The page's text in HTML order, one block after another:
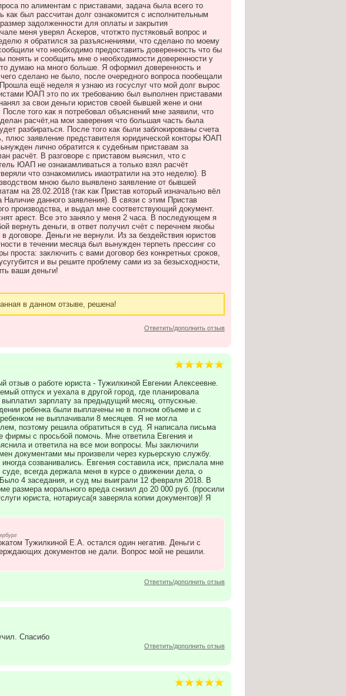
по алиментам с приставами, задача была всего то
как был рассчитан долг ознакомится с исполнительным
задолженности для оплаты и закрытия
меня уверял Аскеров, чтотжто пустяковый вопрос и
я обратился за разъяснениями, что сделано по моему
что необходимо предоставить доверенность что бы
понять и сообщить мне о необходимости доверенности у
думаю на много больше. Я оформил доверенность и
сделано не было, после очередного вопроса пообещали
ещё неделя я узнаю из госуслуг что мой долг вырос
ЮАП это по их требованию был выполнен приставами
за свои деньги юристов своей бывшей жене и они
того как я потребовал объяснений мне заявили, что
расчёт,на мои заверения что большая часть была
разбираться. После того как были заблокированы счета
плюс заявление представителя юридической конторы ЮАП
лично обратится к судебным приставам за
расчёт. В разговоре с приставом выяснил, что с
ЮАП не ознакамливаться а только взял расчёт
что ознакомились ииаотратили на это неделю). В
мною было выявлено заявление от бывшей
на 28.02.2018 (так как Пристав который изначально вёл
данного заявления). В связи с этим Пристав
производства, и выдал мне соответствующий документ.
арест. Все это заняло у меня 2 часа. В последующем я
вернуть деньги, в ответ получил счёт с перечнем якобы
договоре. Деньги не вернули. Из за бездействия юристов
в течении месяца был вынужден терпеть прессинг со
проста: заключить с вами договор без конкретных сроков,
и вы решите проблему сами из за безысходности,
ваши деньги!
в данном отзыве, решена!
Ответить/дополнить отзыв
отзыв о работе юриста - Тужилкиной Евгении Алексеевне.
отпуск и уехала в другой город, где планировала
зарплату за предыдущий месяц, отпускные.
ребенка были выплачены не в полном объеме и с
не выплачивали 8 месяцев. Я не могла
поэтому решила обратиться в суд. Я написала письма
фирмы с просьбой помочь. Мне ответила Евгения и
и ответила на все мои вопросы. Мы заключили
документами мы произвели через курьерскую службу.
созванивались. Евгения составила иск, прислала мне
всегда держала меня в курсе о движении дела, о
Было 4 заседания, и суд мы выиграли 12 февраля 2018. В
размера морального вреда снизил до 20 000 руб. (просили
юриста, нотариуса(я заверяла копии документов)! Я
Тужилкиной Е.А. остался один негатив. Деньги с
документов не дали. Вопрос мой не решили.
Ответить/дополнить отзыв
Спасибо
Ответить/дополнить отзыв